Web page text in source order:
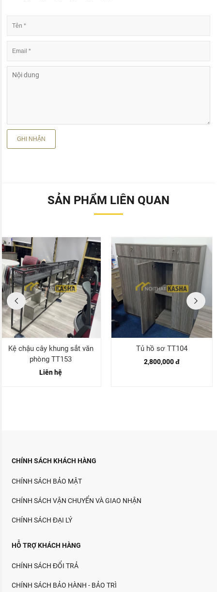
SẢN PHẨM LIÊN QUAN
Kệ chậu cây khung sắt văn
phòng TT153
Liên hệ
Tủ hồ sơ TT104
2,800,000 đ
CHÍNH SÁCH KHÁCH HÀNG
CHÍNH SÁCH BẢO MẬT
CHÍNH SÁCH VẬN CHUYỂN VÀ GIAO NHẬN
CHÍNH SÁCH ĐẠI LÝ
HỖ TRỢ KHÁCH HÀNG
CHÍNH SÁCH ĐỔI TRẢ
CHÍNH SÁCH BẢO HÀNH - BẢO TRÌ